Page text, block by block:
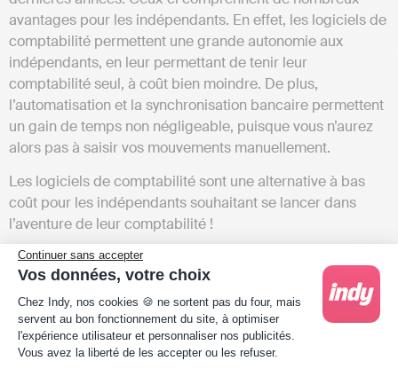
Continuer sans accepter
Vos données, votre choix
Plateforme de Gestion du Consentement :
Chez Indy, nos cookies 🍪 ne sortent pas du four, mais
servent au bon fonctionnement du site, à optimiser
l'expérience utilisateur et personnaliser nos publicités.
Vous avez la liberté de les accepter ou les refuser.
Axeptio consent
avantages pour les indépendants. En effet, les logiciels de
comptabilité permettent une grande autonomie aux
indépendants, en leur permettant de tenir leur
comptabilité seul, à coût bien moindre. De plus,
l’automatisation et la synchronisation bancaire permettent
un gain de temps non négligeable, puisque vous n’aurez
alors pas à saisir vos mouvements manuellement.
Les logiciels de comptabilité sont une alternative à bas
coût pour les indépendants souhaitant se lancer dans
l’aventure de leur comptabilité !